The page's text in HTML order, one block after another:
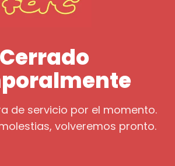
Cerrado
de servicio por el momento.
volveremos pronto.